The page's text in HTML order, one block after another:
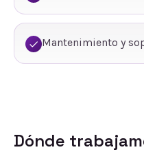
Mantenimiento y
Dónde